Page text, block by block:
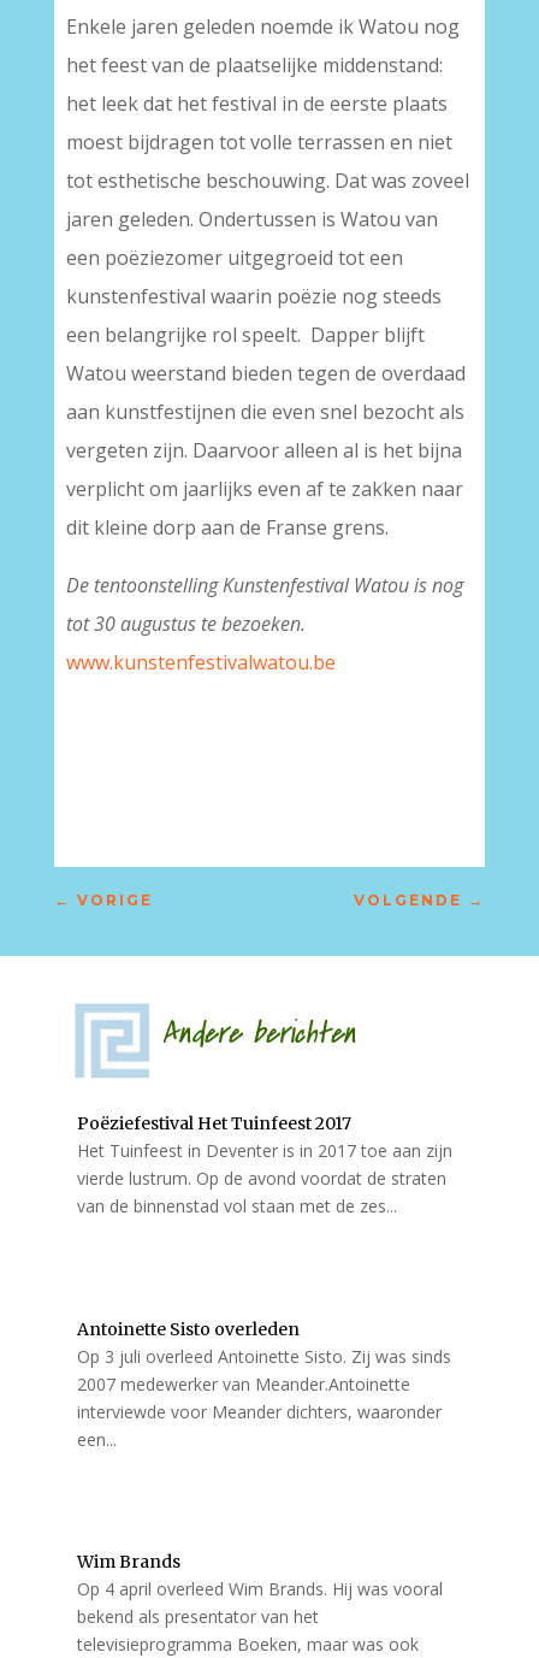
Enkele jaren geleden noemde ik Watou nog
het feest van de plaatselijke middenstand:
het leek dat het festival in de eerste plaats
moest bijdragen tot volle terrassen en niet
tot esthetische beschouwing. Dat was zoveel
jaren geleden. Ondertussen is Watou van
een poëziezomer uitgegroeid tot een
kunstenfestival waarin poëzie nog steeds
een belangrijke rol speelt. Dapper blijft
Watou weerstand bieden tegen de overdaad
aan kunstfestijnen die even snel bezocht als
vergeten zijn. Daarvoor alleen al is het bijna
verplicht om jaarlijks even af te zakken naar
dit kleine dorp aan de Franse grens.
De tentoonstelling Kunstenfestival Watou is nog
tot 30 augustus te bezoeken.
www.kunstenfestivalwatou.be
← VORIGE VOLGENDE →
Andere berichten
Poëziefestival Het Tuinfeest 2017
Het Tuinfeest in Deventer is in 2017 toe aan zijn
vierde lustrum. Op de avond voordat de straten
van de binnenstad vol staan met de zes...
Antoinette Sisto overleden
Op 3 juli overleed Antoinette Sisto. Zij was sinds
2007 medewerker van Meander.Antoinette
interviewde voor Meander dichters, waaronder
een...
Wim Brands
Op 4 april overleed Wim Brands. Hij was vooral
bekend als presentator van het
televisieprogramma Boeken, maar was ook